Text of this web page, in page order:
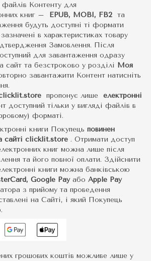
Контенту для
книг –
EPUB, MOBI, FB2 та
будуть доступні ті формати
в характеристиках товару
Замовлення. Після
для завантаження одразу
сайт та безстроково у розділі Моя
завантажити Контент натисніть
пропонує лише електронні
доступний тільки у вигляді файлів в
форматі.
книги Покупець повинен
сайті clicklit.store . Отримати доступ
книг можна лише після
та його повної оплати. Здійснити
книги можна банківською
Google Pay або Apple Pay
з прийому та проведення
на Сайті, і який Покупець
грошових коштів можливе лише у